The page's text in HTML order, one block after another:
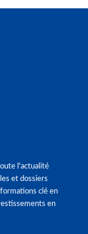
l'actualité
et dossiers
clé en
en